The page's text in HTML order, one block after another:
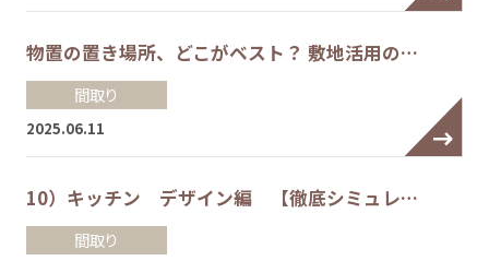
物置の置き場所、どこがベスト？ 敷地活用の…
間取り
2025.06.11
10）キッチン デザイン編 【徹底シミュレ…
間取り